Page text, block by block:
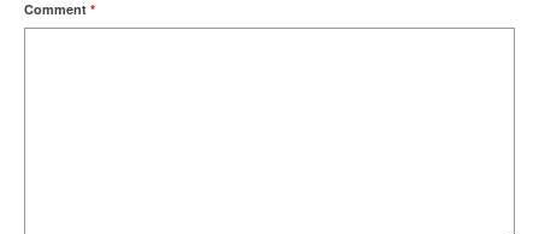
Comment *